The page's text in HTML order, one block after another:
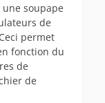
soupape
de
permet
fonction du
de
de